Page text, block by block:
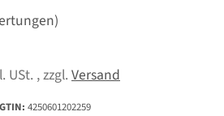
USt. , zzgl. Versand
GTIN: 4250601202259